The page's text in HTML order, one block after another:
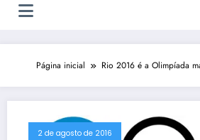
Página inicial Rio 2016 é a Olimpíada
2 de agosto de 2016